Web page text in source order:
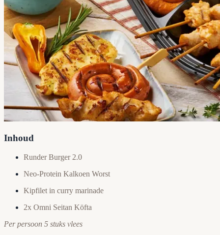
Inhoud
Runder Burger 2.0
Neo-Protein Kalkoen Worst
Kipfilet in curry marinade
2x Omni Seitan Köfta
Per persoon 5 stuks vlees